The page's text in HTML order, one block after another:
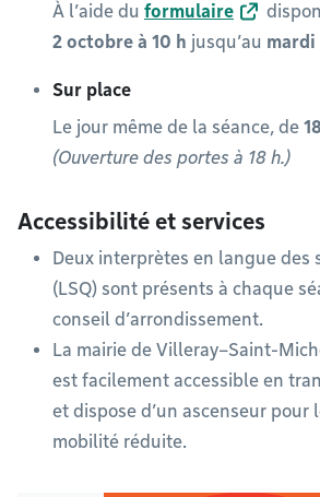
À l’aide du formulaire
2 octobre à 10 h jusqu’au mardi
Sur place
Le jour même de la séance, de
(Ouverture des portes à 18 h.)
Accessibilité et services
Deux interprètes en langue des
(LSQ) sont présents à chaque
conseil d’arrondissement.
La mairie de Villeray–Saint-
est facilement accessible en
et dispose d’un ascenseur pour
mobilité réduite.